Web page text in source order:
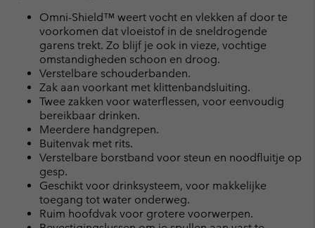
Omni-Shield™ weert vocht en vlekken af door te
voorkomen dat vloeistof in de sneldrogende
garens trekt. Zo blijf je ook in vieze, vochtige
omstandigheden schoon en droog.
Verstelbare schouderbanden.
Zak aan voorkant met klittenbandsluiting.
Twee zakken voor waterflessen, voor eenvoudig
bereikbaar drinken.
Meerdere handgrepen.
Buitenvak met rits.
Verstelbare borstband voor steun en noodfluitje op
gesp.
Geschikt voor drinksysteem, voor makkelijke
toegang tot water onderweg.
Ruim hoofdvak voor grotere voorwerpen.